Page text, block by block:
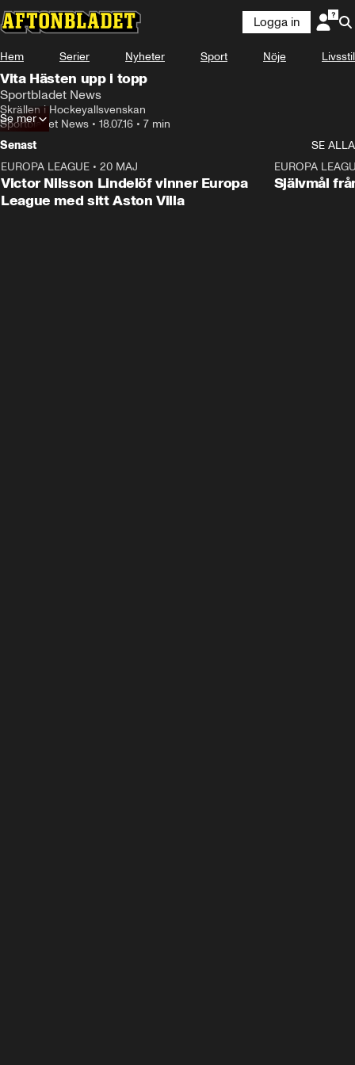
Logga in
Hem Serier Nyheter Sport Nöje Livsstil
Vita Hästen upp i topp
Sportbladet News
Skrällen i Hockeyallsvenskan
Sportbladet News • 18.07.16 • 7 min
Se mer
Senast
SE ALLA
EUROPA LEAGUE • 20 MAJ
Victor Nilsson Lindelöf vinner Europa
League med sitt Aston Villa
EUROPA
Självmål